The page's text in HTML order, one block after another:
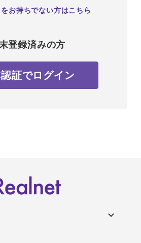
お持ちでない方はこちら
登録済みの方
証でログイン